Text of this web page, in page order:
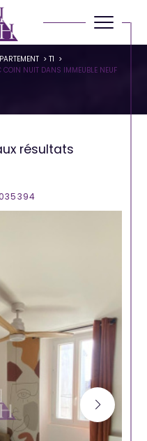
T1
COIN NUIT DANS IMMEUBLE NEUF
résultats